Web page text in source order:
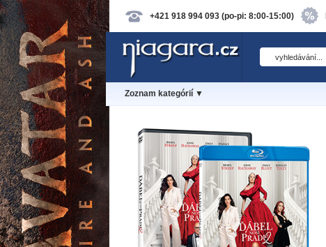
+421 918 994 093 (po-pi: 8:00-15:00)
Zoznam kategórií ▼